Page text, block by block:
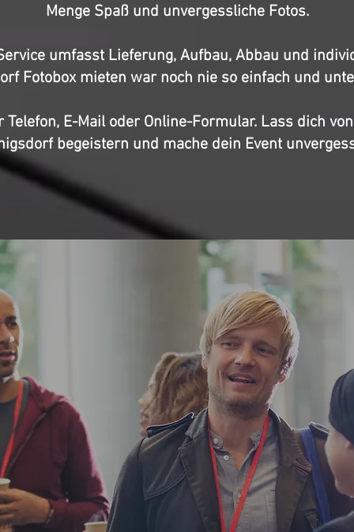
Menge Spaß und unvergessliche Fotos.
umfasst Lieferung, Aufbau, Abbau und
Fotobox mieten war noch nie so einfach und
E-Mail oder Online-Formular. Lass dich
begeistern und mache dein Event